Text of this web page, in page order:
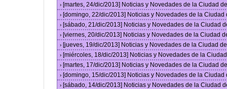
› [martes, 24/dic/2013] Noticias y Novedades de la Ciudad
› [domingo, 22/dic/2013] Noticias y Novedades de la
› [sábado, 21/dic/2013] Noticias y Novedades de la Ciudad
› [viernes, 20/dic/2013] Noticias y Novedades de la Ciudad
› [jueves, 19/dic/2013] Noticias y Novedades de la Ciudad
› [miércoles, 18/dic/2013] Noticias y Novedades de la
› [martes, 17/dic/2013] Noticias y Novedades de la Ciudad
› [domingo, 15/dic/2013] Noticias y Novedades de la
› [sábado, 14/dic/2013] Noticias y Novedades de la Ciudad